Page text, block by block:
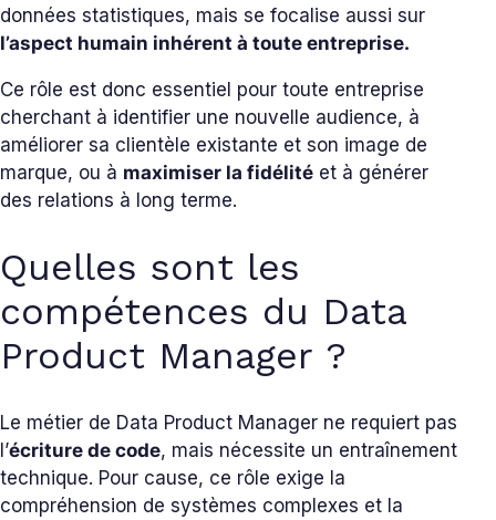
données statistiques, mais se focalise aussi sur
l’aspect humain inhérent à toute entreprise.
Ce rôle est donc essentiel pour toute entreprise
cherchant à identifier une nouvelle audience, à
améliorer sa clientèle existante et son image de
marque, ou à maximiser la fidélité et à générer
des relations à long terme.
Quelles sont les
compétences du Data
Product Manager ?
Le métier de Data Product Manager ne requiert pas
l’écriture de code, mais nécessite un entraînement
technique. Pour cause, ce rôle exige la
compréhension de systèmes complexes et la